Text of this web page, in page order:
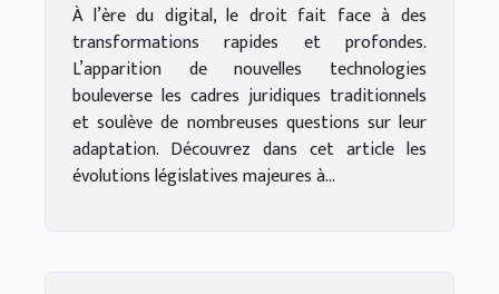
À l’ère du digital, le droit fait face à des
transformations rapides et profondes.
L’apparition de nouvelles technologies
bouleverse les cadres juridiques traditionnels
et soulève de nombreuses questions sur leur
adaptation. Découvrez dans cet article les
évolutions législatives majeures à...